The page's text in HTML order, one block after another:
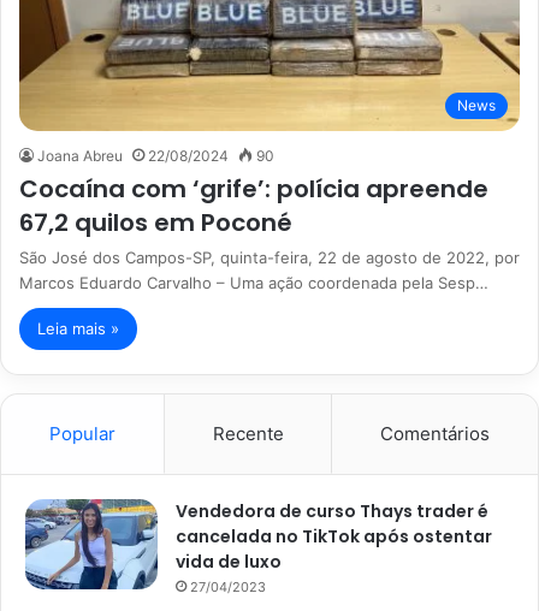
News
Joana Abreu 22/08/2024 90
Cocaína com ‘grife’: polícia apreende
67,2 quilos em Poconé
São José dos Campos-SP, quinta-feira, 22 de agosto de 2022, por
Marcos Eduardo Carvalho – Uma ação coordenada pela Sesp…
Leia mais »
Popular Recente Comentários
Vendedora de curso Thays trader é
cancelada no TikTok após ostentar
vida de luxo
27/04/2023